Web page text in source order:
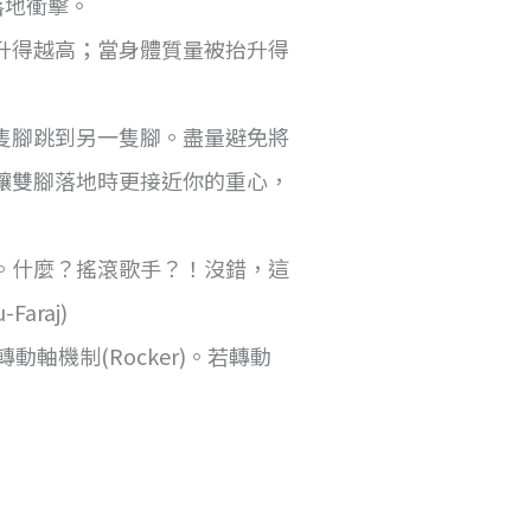
越高；當身體質量被抬升得
跳到另一隻腳。盡量避免將
腳落地時更接近你的重心，
麼？搖滾歌手？！沒錯，這
Faraj)
軸機制(Rocker)。若轉動